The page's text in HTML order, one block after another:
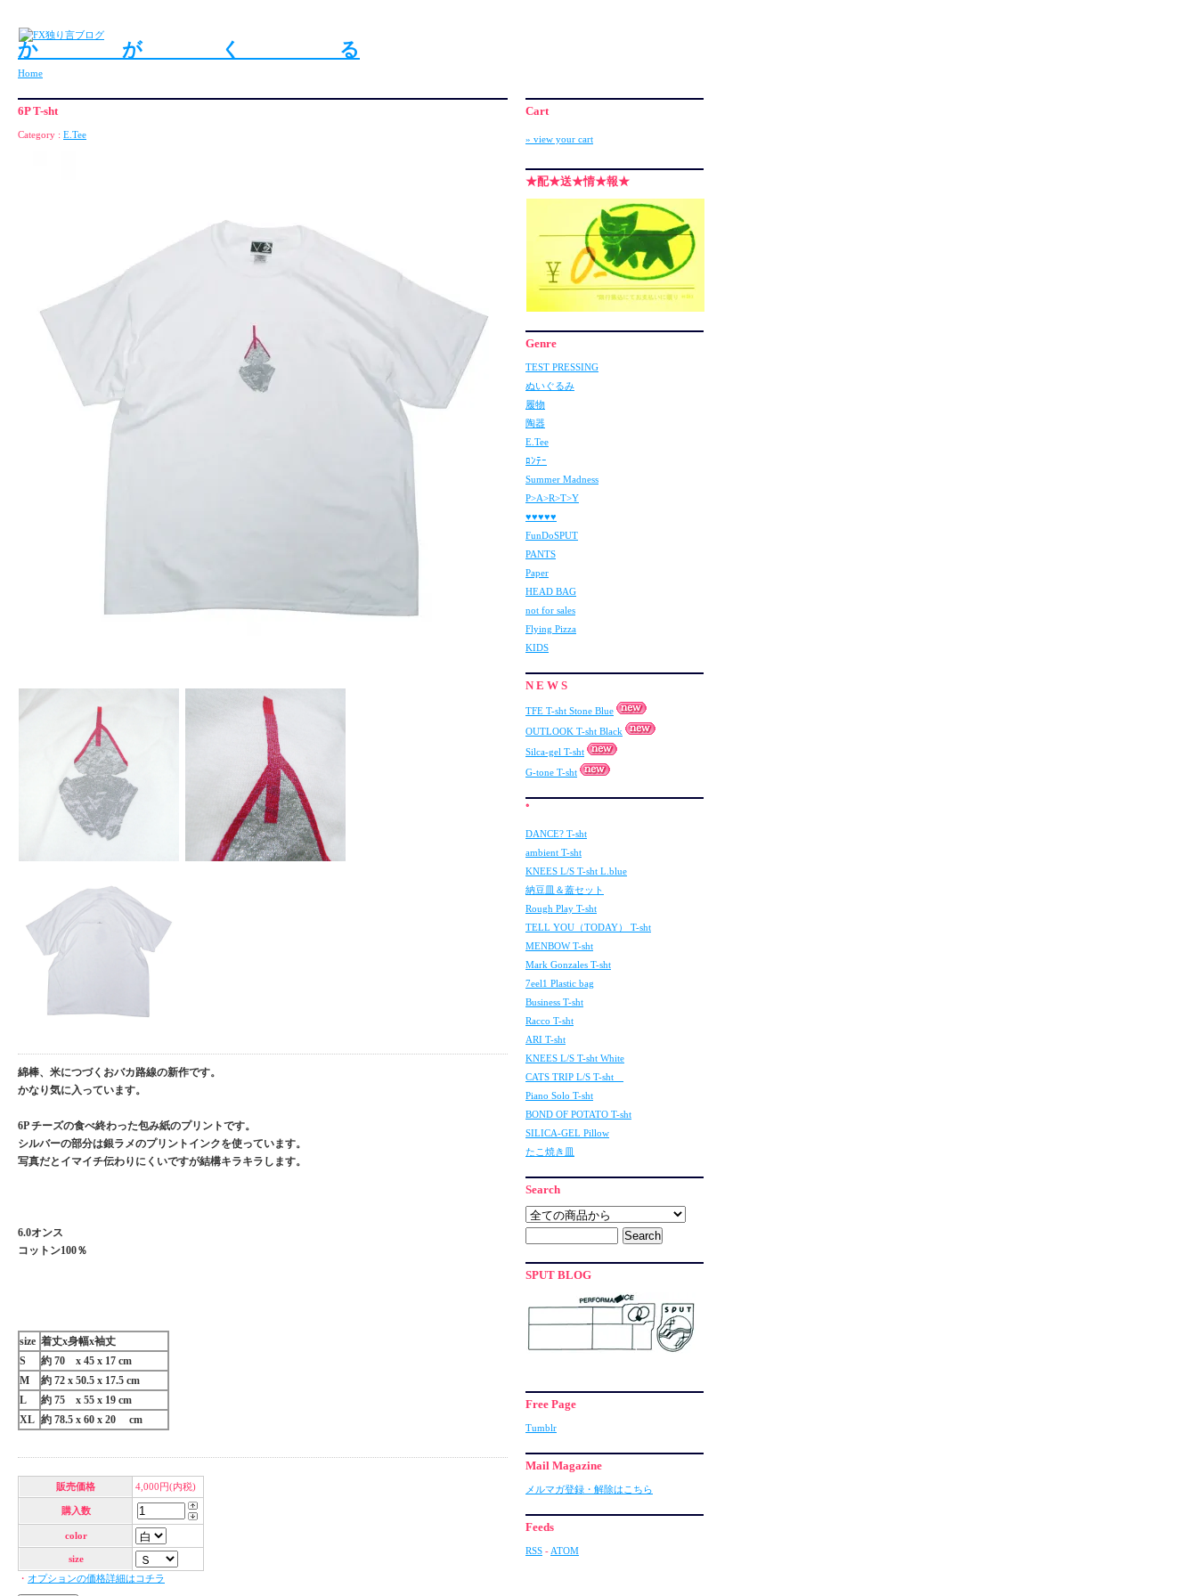
か が く る
Home
6P T-sht
Category : E.Tee
綿棒、米につづくおバカ路線の新作です。
かなり気に入っています。
6P チーズの食べ終わった包み紙のプリントです。
シルバーの部分は銀ラメのプリントインクを使っています。
写真だとイマイチ伝わりにくいですが結構キラキラします。
6.0オンス
コットン100％
size 着丈x身幅x袖丈
S
約 70 x 45 x 17 cm
M
約 72 x 50.5 x 17.5 cm
L
約 75 x 55 x 19 cm
XL 約 78.5 x 60 x 20 cm
販売価格 4,000円(内税)
購入数
color
size
・ オプションの価格詳細はコチラ
Cart
» view your cart
★配★送★情★報★
Genre
TEST PRESSING
ぬいぐるみ
履物
陶器
E.Tee
ﾛﾝﾃｰ
Summer Madness
P>A>R>T>Y
♥♥♥♥♥
FunDoSPUT
PANTS
Paper
HEAD BAG
not for sales
Flying Pizza
KIDS
N E W S
TFE T-sht Stone Blue
OUTLOOK T-sht Black
Silca-gel T-sht
G-tone T-sht
ﾟ
DANCE? T-sht
ambient T-sht
KNEES L/S T-sht L.blue
納豆皿＆蓋セット
Rough Play T-sht
TELL YOU（TODAY） T-sht
MENBOW T-sht
Mark Gonzales T-sht
7eel1 Plastic bag
Business T-sht
Racco T-sht
ARI T-sht
KNEES L/S T-sht White
CATS TRIP L/S T-sht
Piano Solo T-sht
BOND OF POTATO T-sht
SILICA-GEL Pillow
たこ焼き皿
Search
SPUT BLOG
Free Page
Tumblr
Mail Magazine
メルマガ登録・解除はこちら
Feeds
RSS - ATOM